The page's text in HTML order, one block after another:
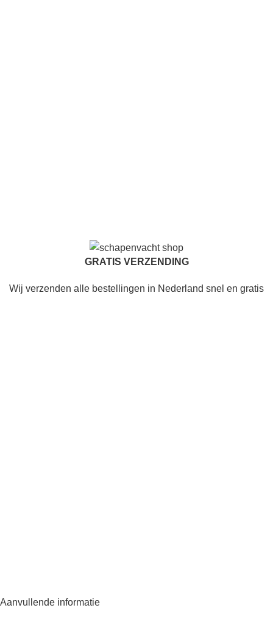
GRATIS VERZENDING
Wij verzenden alle bestellingen in Nederland snel en gratis
Aanvullende informatie